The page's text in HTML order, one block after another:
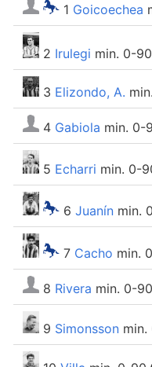
1 Goicoechea
2 Irulegi min. 0-90
3 Elizondo, A.
4 Gabiola min. 0-
5 Echarri min. 0-
6 Juanínmin.
7 Cacho min.
8 Rivera min. 0-90
9 Simonssonmin.